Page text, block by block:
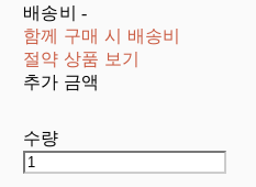
배송비-
함께 구매 시 배송비
절약 상품 보기
추가 금액
수량